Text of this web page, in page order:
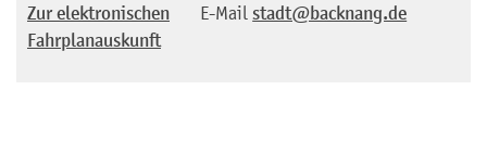
Zur elektronischen
Fahrplanauskunft
E-Mail stadt@backnang.de